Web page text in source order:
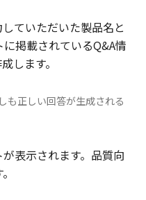
ていただいた製品名と
掲載されているQ&A情
します。
も正しい回答が生成される
表示されます。品質向